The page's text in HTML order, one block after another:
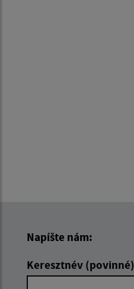
Napíšte nám:
Keresztnév (povinné)